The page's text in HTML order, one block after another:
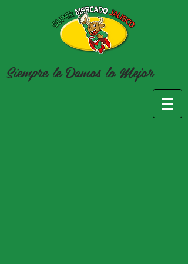
Siempre le Damos loMejor